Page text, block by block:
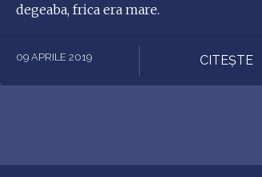
degeaba, frica era mare.
09 APRILE 2019 CITEȘTE